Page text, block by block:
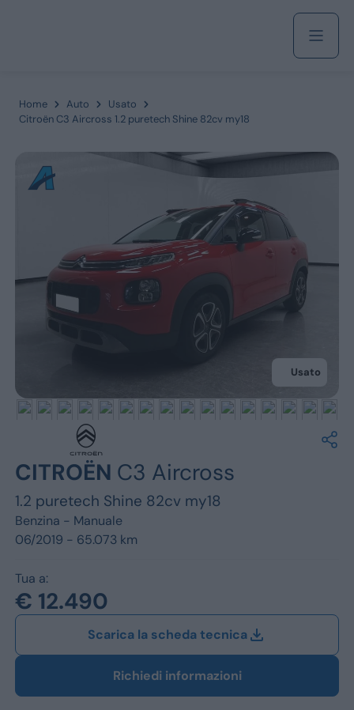
Azienda
Servizi
Marchi
Fiat
Jeep
Renault
Ford
Home Auto
Usato
Citroën C3 Aircross 1.2 puretech Shine 82cv my18
Usato
CITROËN C3 Aircross
1.2 puretech Shine 82cv my18
Benzina - Manuale
06/2019 - 65.073 km
Tua a:
€ 12.490
Scarica la scheda tecnica
Richiedi informazioni